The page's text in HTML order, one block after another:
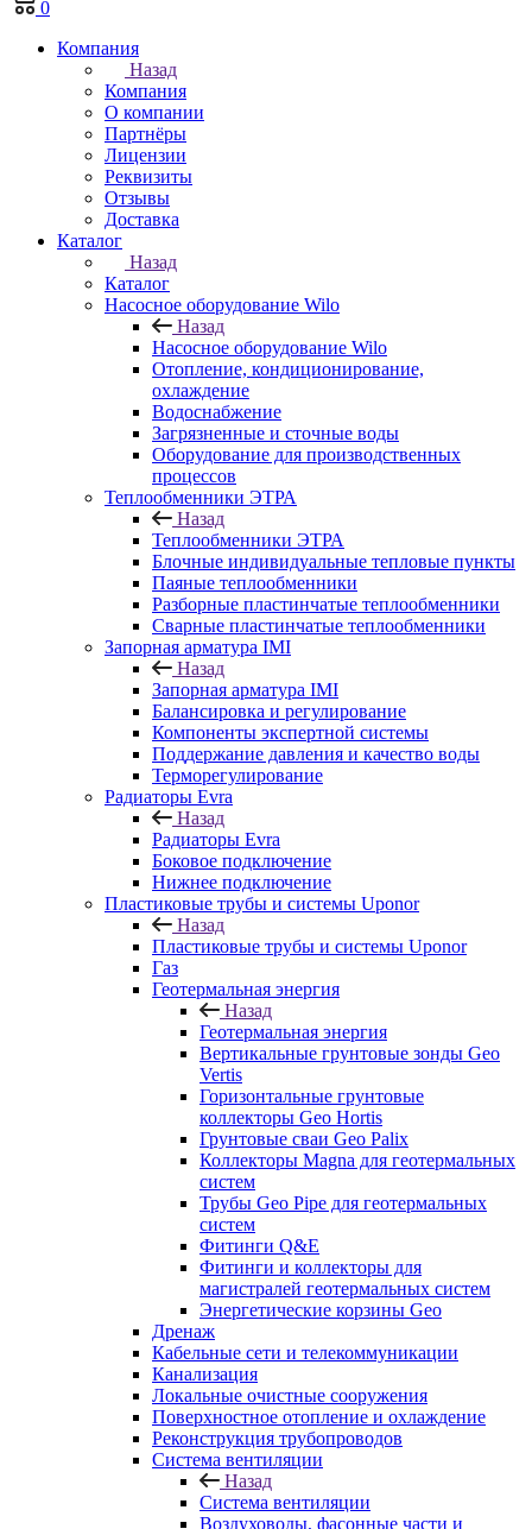
0
Компания
Назад
Компания
О компании
Партнёры
Лицензии
Реквизиты
Отзывы
Доставка
Каталог
Назад
Каталог
Насосное оборудование Wilo
Назад
Насосное оборудование Wilo
Отопление, кондиционирование,
охлаждение
Водоснабжение
Загрязненные и сточные воды
Оборудование для производственных
процессов
Теплообменники ЭТРА
Назад
Теплообменники ЭТРА
Блочные индивидуальные тепловые пункты
Паяные теплообменники
Разборные пластинчатые теплообменники
Сварные пластинчатые теплообменники
Запорная арматура IMI
Назад
Запорная арматура IMI
Балансировка и регулирование
Компоненты экспертной системы
Поддержание давления и качество воды
Терморегулирование
Радиаторы Evra
Назад
Радиаторы Evra
Боковое подключение
Нижнее подключение
Пластиковые трубы и системы Uponor
Назад
Пластиковые трубы и системы Uponor
Газ
Геотермальная энергия
Назад
Геотермальная энергия
Вертикальные грунтовые зонды Geo
Vertis
Горизонтальные грунтовые
коллекторы Geo Hortis
Грунтовые сваи Geo Palix
Коллекторы Magna для геотермальных
систем
Трубы Geo Pipe для геотермальных
систем
Фитинги Q&E
Фитинги и коллекторы для
магистралей геотермальных систем
Энергетические корзины Geo
Дренаж
Кабельные сети и телекоммуникации
Канализация
Локальные очистные сооружения
Поверхностное отопление и охлаждение
Реконструкция трубопроводов
Система вентиляции
Назад
Система вентиляции
Воздуховоды, фасонные части и